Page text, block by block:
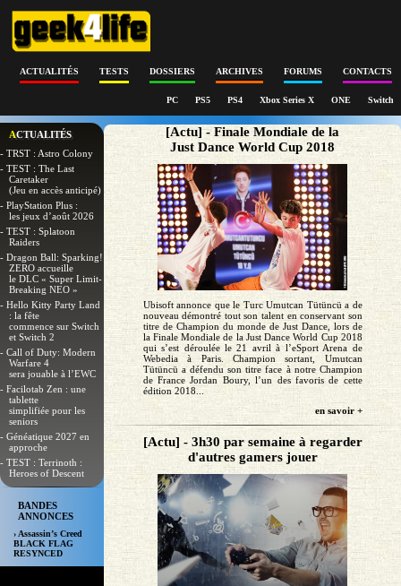
ACTUALITÉS TESTS DOSSIERS ARCHIVES FORUMS CONTACTS
PC PS5 PS4 Xbox Series X ONE Switch
ACTUALITÉS
- TRST : Astro Colony
- TEST : The Last
Caretaker
(Jeu en accès anticipé)
- PlayStation Plus :
les jeux d’août 2026
- TEST : Splatoon
Raiders
- Dragon Ball: Sparking!
ZERO accueille
le DLC « Super Limit-
Breaking NEO »
- Hello Kitty Party Land
: la fête
commence sur Switch
et Switch 2
- Call of Duty: Modern
Warfare 4
sera jouable à l’EWC
- Facilotab Zen : une
tablette
simplifiée pour les
seniors
- Généatique 2027 en
approche
- TEST : Terrinoth :
Heroes of Descent
BANDES
ANNONCES
› Assassin’s Creed
BLACK FLAG
RESYNCED
[Actu] - Finale Mondiale de la
Just Dance World Cup 2018
Ubisoft annonce que le Turc Umutcan Tütüncü a de
nouveau démontré tout son talent en conservant son
titre de Champion du monde de Just Dance, lors de
la Finale Mondiale de la Just Dance World Cup 2018
qui s’est déroulée le 21 avril à l’eSport Arena de
Webedia à Paris. Champion sortant, Umutcan
Tütüncü a défendu son titre face à notre Champion
de France Jordan Boury, l’un des favoris de cette
édition 2018...
en savoir +
[Actu] - 3h30 par semaine à regarder
d'autres gamers jouer